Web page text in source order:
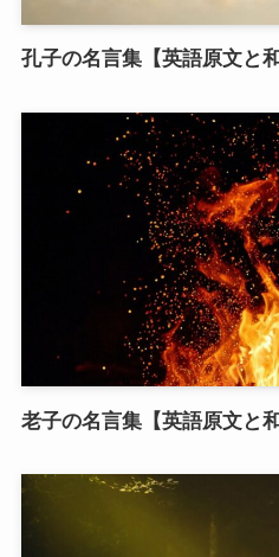
孔子の名言集【英語原文と和
老子の名言集【英語原文と和